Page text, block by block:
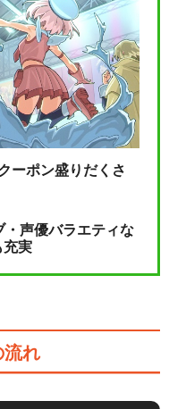
ーポン盛りだくさ
声優バラエティな
充実
流れ